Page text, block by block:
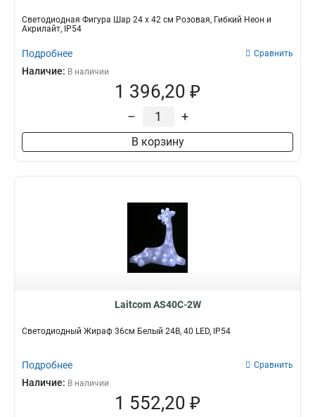
Светодиодная Фигура Шар 24 x 42 см Розовая, Гибкий Неон и
Акрилайт, IP54
Подробнее Сравнить
Наличие: В наличии
1 396,20 ₽
– +
В корзину
Laitcom AS40C-2W
Светодиодный Жираф 36см Белый 24В, 40 LED, IP54
Подробнее Сравнить
Наличие: В наличии
1 552,20 ₽